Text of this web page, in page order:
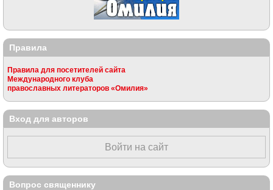
Правила
Правила для посетителей сайта
Международного клуба
православных литераторов «Омилия»
Вход для авторов
Войти на сайт
Вопрос священнику